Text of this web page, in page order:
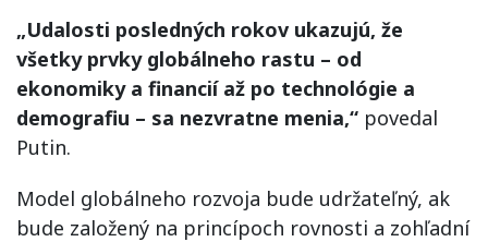
„Udalosti posledných rokov ukazujú, že
všetky prvky globálneho rastu – od
ekonomiky a financií až po technológie a
demografiu – sa nezvratne menia,“ povedal
Putin.
Model globálneho rozvoja bude udržateľný, ak
bude založený na princípoch rovnosti a zohľadní